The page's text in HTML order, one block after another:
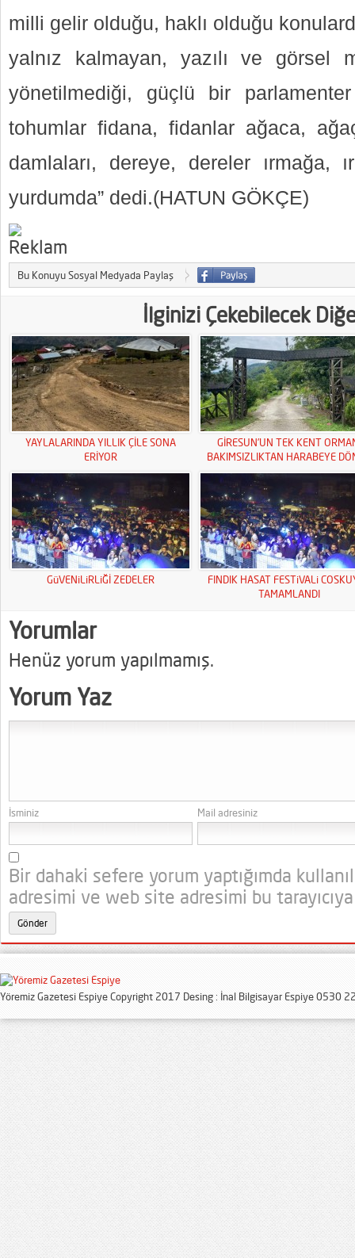
milli gelir olduğu, haklı olduğu
yalnız kalmayan, yazılı ve görsel
yönetilmediği, güçlü bir
tohumlar fidana, fidanlar ağaca,
damlaları, dereye, dereler ırmağa,
yurdumda” dedi.(HATUN GÖKÇE)
Bu Konuyu Sosyal Medyada Paylaş
İlginizi Çekebilecek
YAYLALARINDA YILLIK ÇİLE SONA
ERİYOR
GİRESUN’UN TEK KENT
BAKIMSIZLIKTAN HARABEYE
GüVENiLiRLiĞİ ZEDELER
FINDIK HASAT FESTiVALi
TAMAMLANDI
Yorumlar
Henüz yorum yapılmamış.
Yorum Yaz
İsminiz Mail adresiniz
Bir dahaki sefere yorum yaptığımda
adresimi ve web site adresimi bu
Yöremiz Gazetesi Espiye Copyright 2017 Desing : İnal Bilgisayar Espiye 0530